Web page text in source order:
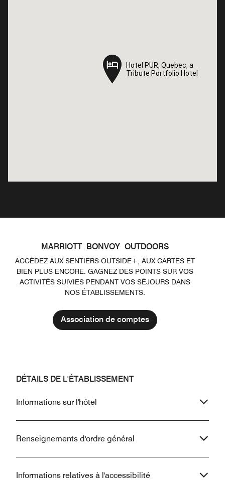
Hotel PUR, Quebec, a
Tribute Portfolio Hotel
Hotel PUR, Quebec, a
Tribute Portfolio Hotel
MARRIOTT BONVOY OUTDOORS
ACCÉDEZ AUX SENTIERS OUTSIDE+, AUX CARTES ET
BIEN PLUS ENCORE. GAGNEZ DES POINTS SUR VOS
ACTIVITÉS SUIVIES PENDANT VOS SÉJOURS DANS
NOS ÉTABLISSEMENTS.
Association de comptes
DÉTAILS DE L'ÉTABLISSEMENT
Informations sur l'hôtel
Renseignements d'ordre général
Informations relatives à l'accessibilité